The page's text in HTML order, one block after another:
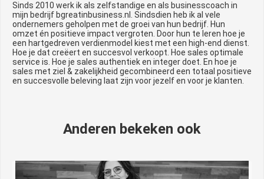
Sinds 2010 werk ik als zelfstandige en als businesscoach in
mijn bedrijf bgreatinbusiness.nl. Sindsdien heb ik al vele
ondernemers geholpen met de groei van hun bedrijf. Hun
omzet én positieve impact vergroten. Door hun te leren hoe je
een hartgedreven verdienmodel kiest met een high-end dienst.
Hoe je dat creëert en succesvol verkoopt. Hoe sales optimale
service is. Hoe je sales authentiek en integer doet. En hoe je
sales met ziel & zakelijkheid gecombineerd een totaal positieve
en succesvolle beleving laat zijn voor jezelf en voor je klanten.
Anderen bekeken ook